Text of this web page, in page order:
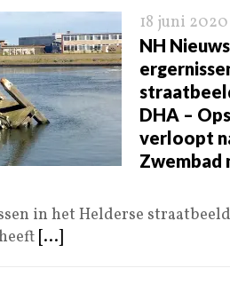
18 juni 2020
NH
DHA –
verloopt
Zwembad
in het Helderse
[...]